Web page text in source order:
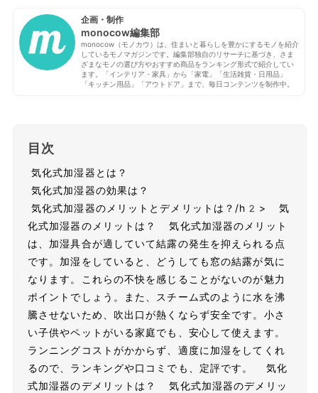
企画・制作
monocow編集部
monocow（モノカウ）は、住まいと暮らしを豊かにするモノを紹介
しているモノマガジンです。編集部独自のリサーチに基づき、さま
ざまなモノの選び方やおすすめ商品をランキング形式で紹介してい
ます。「インテリア・家具」から「家電」「生活雑貨・日用品」
「キッチン用品」「アウトドア」まで、毎日コンテンツを制作中。
目次
気化式加湿器とは？
気化式加湿器の効果は？
気化式加湿器のメリットとデメリットは？/h2> 気
化式加湿器のメリットは？ 気化式加湿器のメリット
は、加湿具合が適していて結露の発生を抑えられる点
です。加湿をしていると、どうしても窓の結露が気に
なります。これらの不快を感じることがないのが魅力
ポイントでしょう。また、スチーム式のように水を沸
騰させないため、吹出口が熱くならず安全です。小さ
い子供やペットがいる家庭でも、安心して使えます。
ランニングコストがかからず、適度に加湿をしてくれ
るので、ランキングや口コミでも、定評です。 気化
式加湿器のデメリットは？ 気化式加湿器のデメリッ